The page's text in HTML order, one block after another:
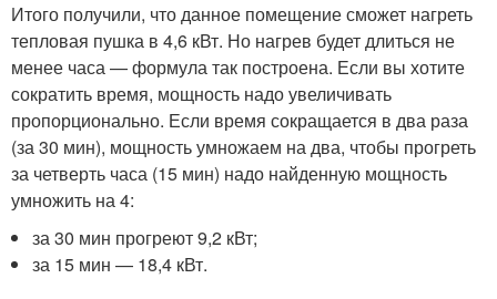
Итого получили, что данное помещение сможет нагреть
тепловая пушка в 4,6 кВт. Но нагрев будет длиться не
менее часа — формула так построена. Если вы хотите
сократить время, мощность надо увеличивать
пропорционально. Если время сокращается в два раза
(за 30 мин), мощность умножаем на два, чтобы прогреть
за четверть часа (15 мин) надо найденную мощность
умножить на 4:
за 30 мин прогреют 9,2 кВт;
за 15 мин — 18,4 кВт.